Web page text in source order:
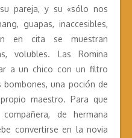
pareja, y su «sólo nos
guapas, inaccesibles,
en cita se muestran
volubles. Las Romina
a un chico con un filtro
una poción de
maestro. Para que
de hermana
convertirse en la novia